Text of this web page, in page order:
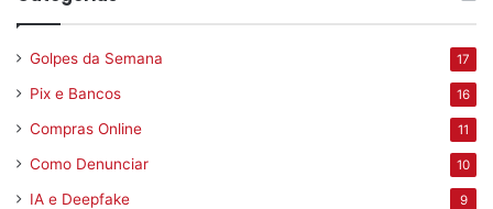
Golpes da Semana 17
Pix e Bancos 16
Compras Online 11
Como Denunciar 10
IA e Deepfake 9